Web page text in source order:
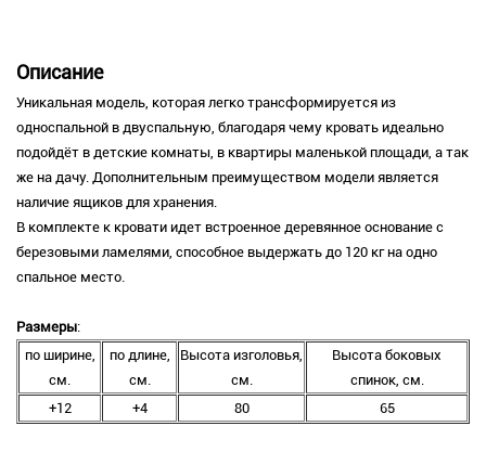
Описание
Уникальная модель, которая легко трансформируется из
односпальной в двуспальную, благодаря чему кровать идеально
подойдёт в детские комнаты, в квартиры маленькой площади, а так
же на дачу. Дополнительным преимуществом модели является
наличие ящиков для хранения.
В комплекте к кровати идет встроенное деревянное основание с
березовыми ламелями, способное выдержать до 120 кг на одно
спальное место.
Размеры:
по ширине,
см.
по длине,
см.
Высота изголовья,
см.
Высота боковых
спинок, см.
+12
+4 80 65